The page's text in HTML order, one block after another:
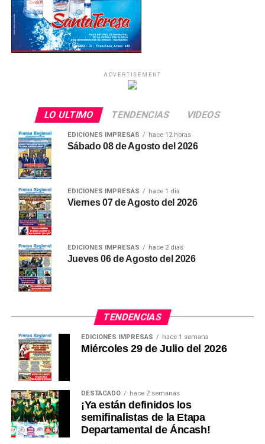
ADVERTISEMENT
LO ULTIMO TENDENCIAS VIDEOS
EDICIONES IMPRESAS hace 12 horas
Sábado 08 de Agosto del 2026
EDICIONES IMPRESAS hace 1 día
Viernes 07 de Agosto del 2026
EDICIONES IMPRESAS hace 2 días
Jueves 06 de Agosto del 2026
TENDENCIAS
EDICIONES IMPRESAS hace 1 semana
Miércoles 29 de Julio del 2026
DESTACADO hace 2 semanas
¡Ya están definidos los
semifinalistas de la Etapa
Departamental de Áncash!